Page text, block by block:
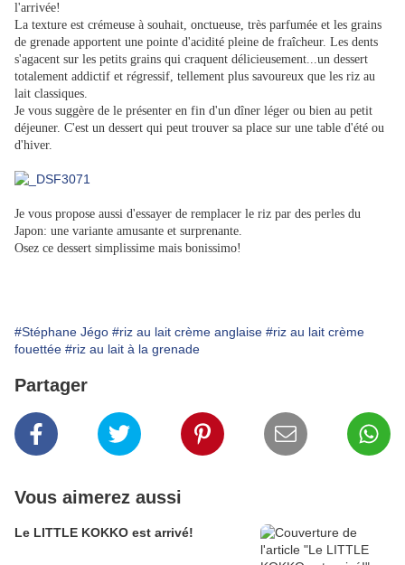
l'arrivée!
La texture est crémeuse à souhait, onctueuse, très parfumée et les grains
de grenade apportent une pointe d'acidité pleine de fraîcheur. Les dents
s'agacent sur les petits grains qui craquent délicieusement...un dessert
totalement addictif et régressif, tellement plus savoureux que les riz au
lait classiques.
Je vous suggère de le présenter en fin d'un dîner léger ou bien au petit
déjeuner. C'est un dessert qui peut trouver sa place sur une table d'été ou
d'hiver.
Je vous propose aussi d'essayer de remplacer le riz par des perles du
Japon: une variante amusante et surprenante.
Osez ce dessert simplissime mais bonissimo!
#Stéphane Jégo #riz au lait crème anglaise #riz au lait crème
fouettée #riz au lait à la grenade
Partager
Vous aimerez aussi
Le LITTLE KOKKO est arrivé!